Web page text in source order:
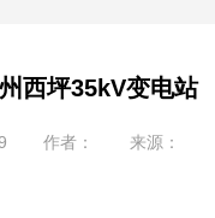
西坪35kV变电站
作者： 来源：